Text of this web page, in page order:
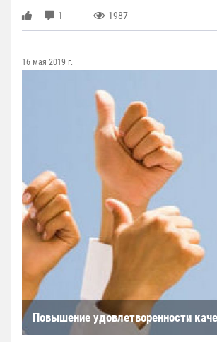
1 1987
16 мая 2019 г.
Повышение удовлетворенности